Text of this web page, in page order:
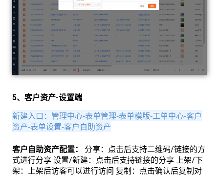
5、客户资产-设置端
新建入口：管理中心-表单管理-表单模版-工单中心-客户
资产-表单设置-客户自助资产
客户自助资产配置： 分享：点击后支持二维码/链接的方
式进行分享 设置/新建：点击后支持链接的分享 上架/下
架：上架后访客可以进行访问 复制：点击确认后复制对